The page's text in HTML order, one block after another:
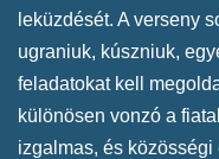
leküzdését. A verseny
ugraniuk, kúszniuk,
feladatokat kell
különösen vonzó a
izgalmas, és közösségi